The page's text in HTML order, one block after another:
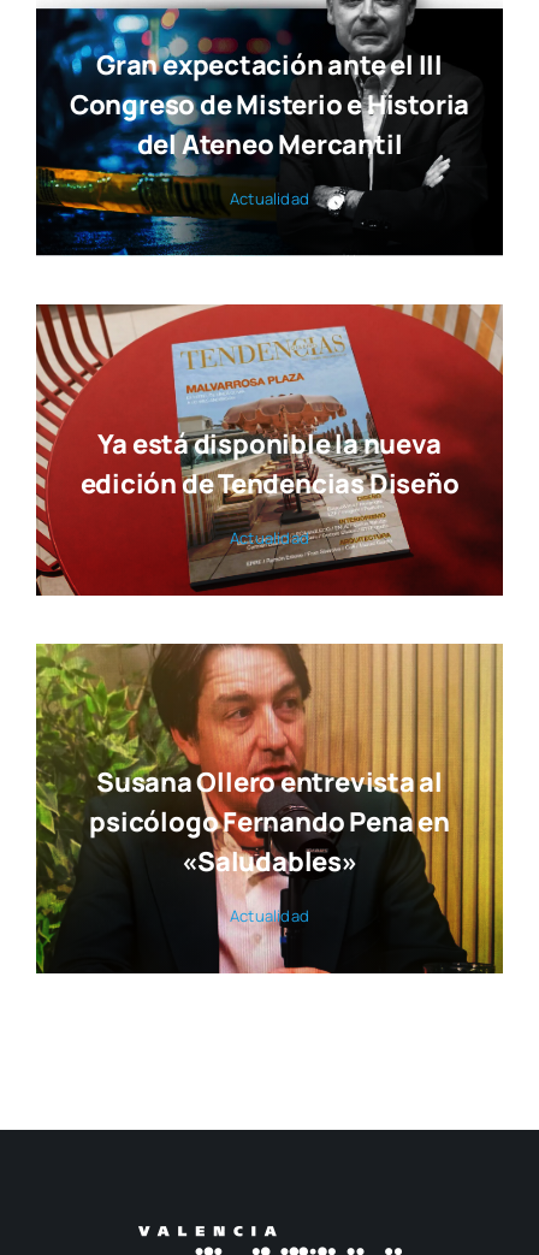
Gran expectación ante el III
Congreso de Misterio e Historia
del Ateneo Mercantil
Actua­li­dad
Ya está disponible la nueva
edición de Tendencias Diseño
Actua­li­dad
Susana Ollero entrevista al
psicólogo Fernando Pena en
«Saludables»
Actua­li­dad